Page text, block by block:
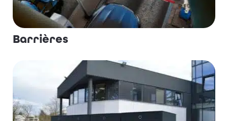
Barrières